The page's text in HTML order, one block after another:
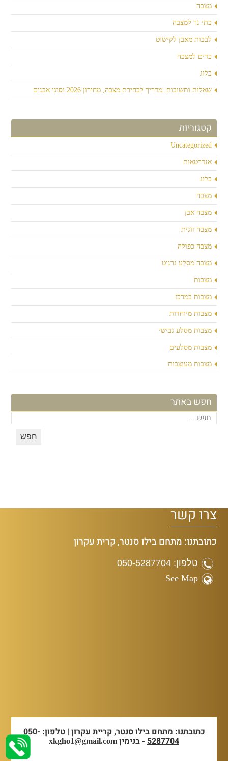
מצבה
בתי נר למצבה
לבבות מאבן לקישוט
כדים למצבה
בלוג
שאלות ותשובות: מדריך לבחירת מצבה, מחירון 2026 וסוגי אבנים
קטגוריות
Uncategorized
אנדרטאות
בלוג
מצבה
מצבה אבן
מצבה זוגית
מצבה כפולה
מצבה מסלע גרניט
מצבות
מצבות במרכז
מצבות מיוחדות
מצבות מסלע גבישי
מצבות מסלעים
מצבות מעוצבות
חפש באתר
צרו קשר
כתובתנו: מתחם בילו סנטר, קרית עקרון
טלפון: 050-5287704
See Map
כתובתנו: מתחם בילו סנטר, קריית עקרון | טלפון:050-
5287704- בנימין xkgho1@gmail.com